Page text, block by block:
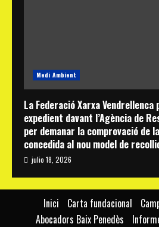
Medi Ambient
La Federació Xarxa
expedient davant l’Agència de
per demanar la comprovació de
concedida al nou model de
julio 18, 2026
Inici Carta fundacional
Abocadors Baix Penedès